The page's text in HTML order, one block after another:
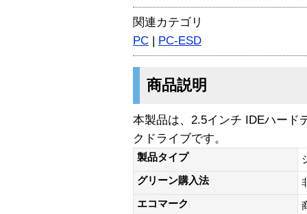
関連カテゴリ
PC | PC-ESD
商品説明
本製品は、2.5インチ IDEハード
クドライブです。
製品タイプ
グリーン購入法
エコマーク